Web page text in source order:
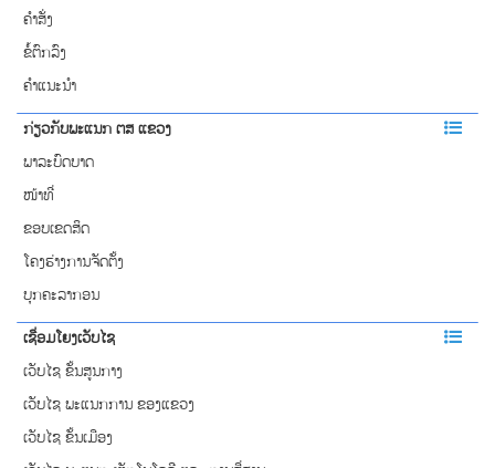
ຄຳສັ່ງ
ຂໍ້ຕົກລົງ
ຄຳແນະນຳ
ກ່ຽວກັບພະແນກ ຕສ ແຂວງ
ພາລະບົດບາດ
ໜ້າທີ່
ຂອບເຂດສິດ
ໂຄງຮ່າງການຈັດຕັ້ງ
ບຸກຄະລາກອນ
ເຊື່ອມໂຍງເວັບໄຊ
ເວັບໄຊ ຂັ້ນສູນກາງ
ເວັບໄຊ ພະແນກການ ຂອງແຂວງ
ເວັບໄຊ ຂັ້ນເມືອງ